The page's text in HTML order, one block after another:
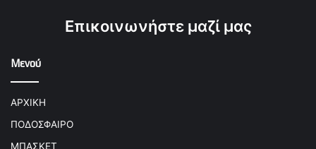
Επικοινωνήστε μαζί μας
Μενού
ΑΡΧΙΚΗ
ΠΟΔΟΣΦΑΙΡΟ
ΜΠΑΣΚΕΤ